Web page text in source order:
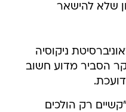
שלא להישאר
ניקוסיה
הסביר מדוע חשוב
רק הולכים